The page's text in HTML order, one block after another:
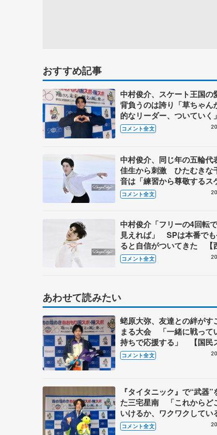
おすすめ記事
中村俊介、スケート王国の
背負うのは誇り「草ちゃん
的なリーダー、ついていく
民スポーツ大会冬季大会成
SP】
コメント全文
中村俊介、同じ年の五輪代
佳生から刺激 ひたむきな
音は「練習から尊敬するス
ー」【日本学生氷上競技選
男子SP】
コメント全文
中村俊介「フリーの4回転
見えれば」 SPは本番で
ると自信がついてきた 【
選手権男子SP】
コメント全文
あわせて読みたい
蛯原大弥、友達との絆がす
まる大会 「一緒に戦って
持ちで応援する」 【国民
ツ大会冬季大会少年男子
コメント全文
『タイタニック』で“武器”
た三宅星南 「これからど
いけるか、ワクワクして
【国民スポーツ大会冬季大
コメント全文